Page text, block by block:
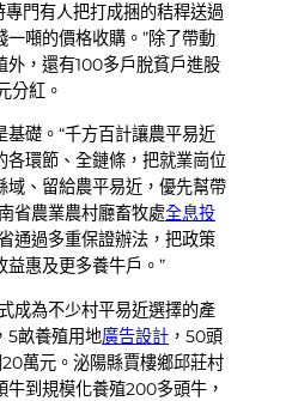
門有人把打成捆的秸稈送過
噸的價格收購。”除了帶動
外，還有100多戶脫貧戶進股
分紅。
礎。“千方百計讓農平易近
環節、全鏈條，把就業崗位
域、留給農平易近，優先幫帶
省農業農村廳畜牧處全息投
通過多重保證辦法，把政策
惠及更多養牛戶。”
成為不少村平易近選擇的產
5畝養殖用地廣告設計 ，50頭
萬元。泌陽縣賈樓鄉邱莊村
到規模化養殖200多頭牛，